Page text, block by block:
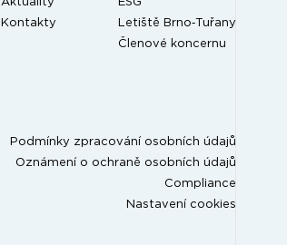
Aktuality
Kontakty
ESG
Letiště Brno‑Tuřany
Členové koncernu
Podmínky zpracování osobních údajů
Oznámení o ochraně osobních údajů
Compliance
Nastavení cookies